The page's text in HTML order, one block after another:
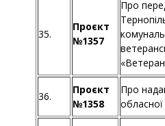
35.
Проєкт
№1357
Про
36.
Проєкт
№1358
Про